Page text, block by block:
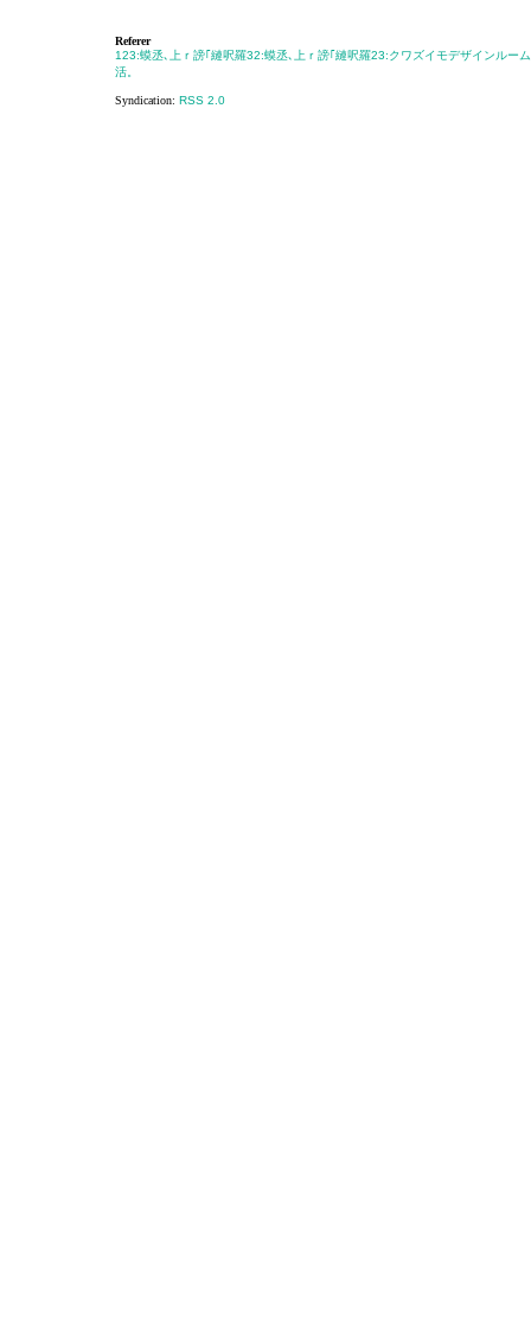
Referer
123:蟆丞､上ｒ謗｢縺呎羅32:蟆丞､上ｒ謗｢縺呎羅23:クワズイモデザインルーム
活。
Syndication: RSS 2.0